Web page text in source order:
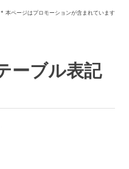
* 本ページはプロモーションが含まれています
ーブル表記